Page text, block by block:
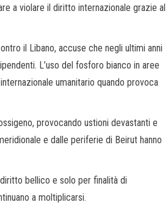
a violare il diritto internazionale grazie al
il Libano, accuse che negli ultimi anni
L’uso del fosforo bianco in aree
umanitario quando provoca
provocando ustioni devastanti e
e dalle periferie di Beirut hanno
bellico e solo per finalità di
a moltiplicarsi.